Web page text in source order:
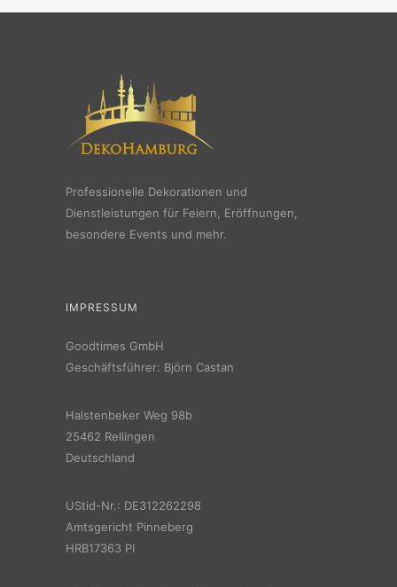
Professionelle Dekorationen und
Dienstleistungen für Feiern, Eröffnungen,
besondere Events und mehr.
IMPRESSUM
Goodtimes GmbH
Geschäftsführer: Björn Castan
Halstenbeker Weg 98b
25462 Rellingen
Deutschland
UStid-Nr.: DE312262298
Amtsgericht Pinneberg
HRB17363 PI